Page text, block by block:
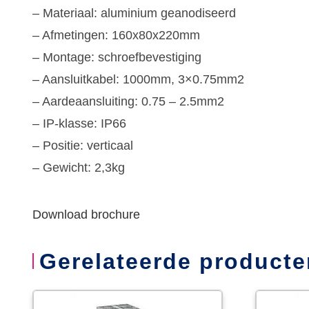
– Materiaal: aluminium geanodiseerd
– Afmetingen: 160x80x220mm
– Montage: schroefbevestiging
– Aansluitkabel: 1000mm, 3×0.75mm2
– Aardeaansluiting: 0.75 – 2.5mm2
– IP-klasse: IP66
– Positie: verticaal
– Gewicht: 2,3kg
Download brochure
Gerelateerde